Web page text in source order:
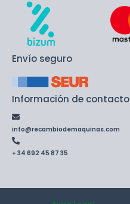
Envío seguro
Información de contacto
info@recambiodemaquinas.com
+ 34 692 45 87 35